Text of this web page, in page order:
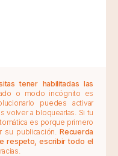
tener habilitadas las
o modo incógnito es
puedes activar
volver a bloquearlas. Si tu
es porque primero
su publicación.Recuerda
respeto, escribir todo el